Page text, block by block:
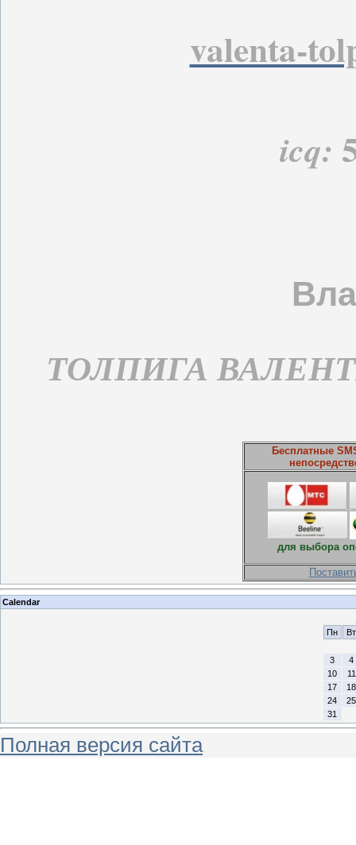
valenta-
icq:
ТОЛПИГА
Бесплатные
для выбора
Calendar
Пн
Вт
3
4
10
11
17
18
24
25
31
Полная версия сайта